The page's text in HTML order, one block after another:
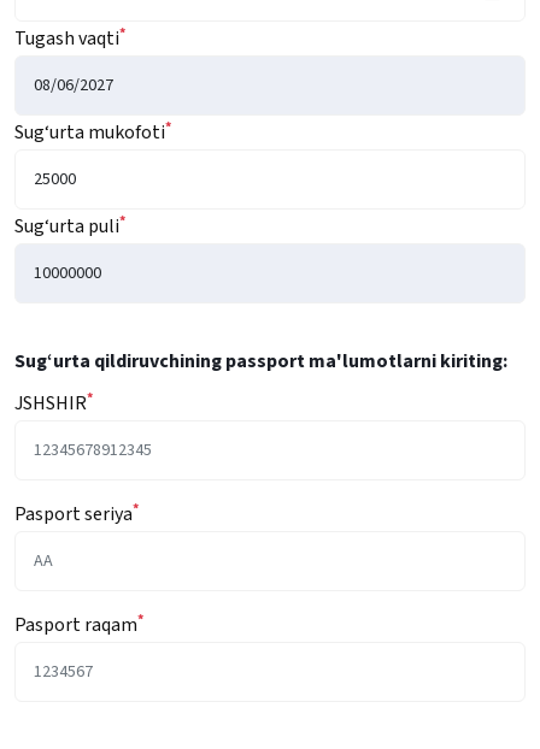
Tugash vaqti*
Sug‘urta mukofoti*
Sug‘urta puli*
Sug‘urta qildiruvchining passport ma'lumotlarni kiriting:
JSHSHIR*
Pasport seriya*
Pasport raqam*